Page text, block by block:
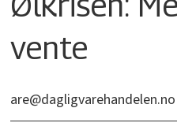
vente
are@dagligvarehandelen.no